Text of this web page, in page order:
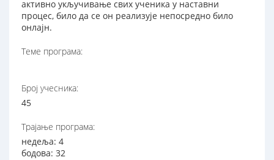
активно укључивање свих ученика у наставни
процес, било да се он реализује непосредно било
онлајн.
Теме програма:
Број учесника:
45
Трајање програма:
недеља: 4
бодова: 32